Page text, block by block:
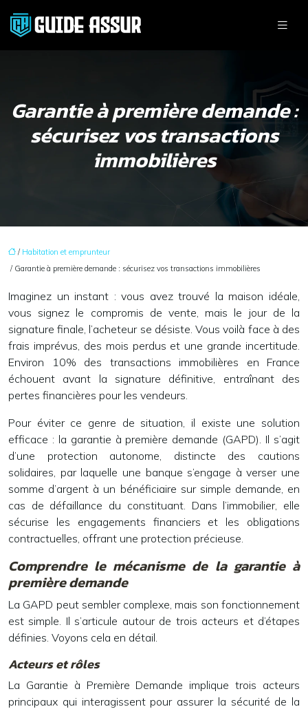
Garantie à première demande :
sécurisez vos transactions
immobilières
/ Habitation et emprunteur
/ Garantie à première demande : sécurisez vos transactions immobilières
Imaginez un instant : vous avez trouvé la maison idéale,
vous signez le compromis de vente, mais le jour de la
signature finale, l’acheteur se désiste. Vous voilà face à des
frais imprévus, des mois perdus et une grande incertitude.
Environ 10% des transactions immobilières en France
échouent avant la signature définitive, entraînant des
pertes financières pour les vendeurs.
Pour éviter ce genre de situation, il existe une solution
efficace : la garantie à première demande (GAPD). Il s’agit
d’une protection autonome, distincte des cautions
solidaires, par laquelle une banque s’engage à verser une
somme d’argent à un bénéficiaire sur simple demande, en
cas de défaillance du constituant. Dans l’immobilier, elle
sécurise les engagements financiers et les obligations
contractuelles, offrant une protection précieuse.
Comprendre le mécanisme de la garantie à
première demande
La GAPD peut sembler complexe, mais son fonctionnement
est simple. Il s’articule autour de trois acteurs et d’étapes
définies. Voyons cela en détail.
Acteurs et rôles
La Garantie à Première Demande implique trois acteurs
principaux qui interagissent pour assurer la sécurité de la